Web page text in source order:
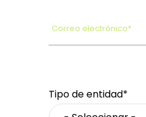
Correo electrónico*
Tipo de entidad*